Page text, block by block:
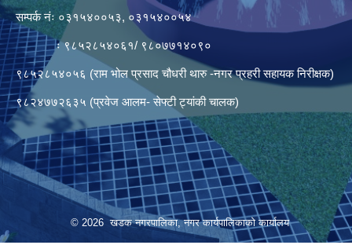
सम्पर्क नंः ०३१५४००५३, ०३१५४००५४
ः ९८५२८५४०६१/ ९८०७७१४०९०
९८५२८५४०५६ (राम भोल प्रसाद चौधरी थारु -नगर प्रहरी सहायक निरीक्षक)
९८२४७७२६३५ (प्रवेज आलम- सेफ्टी ट्यांकी चालक)
© 2026 खडक नगरपालिका, नगर कार्यपालिकाकाे कार्यालय